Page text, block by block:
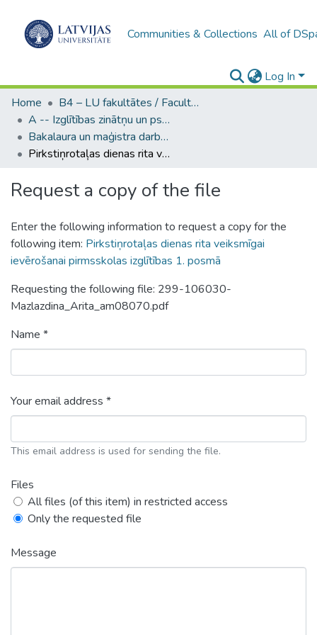
Communities & Collections All of
Log In
Home
B4 – LU fakultātes / Faculties of the UL
A -- Izglītības zinātņu un psiholoģijas fakultāte / Faculty of Education Sciences and Psychology
Bakalaura un maģistra darbi (PPMF) / Bachelor's and Master's theses
Pirkstiņrotaļas dienas rita veiksmīgai ievērošanai pirmsskolas izglītības 1. posmā
Request a copy of the file
Enter the following information to request a copy for the
following item: Pirkstiņrotaļas dienas rita veiksmīgai
ievērošanai pirmsskolas izglītības 1. posmā
Requesting the following file: 299-106030-
Mazlazdina_Arita_am08070.pdf
Name *
Your email address *
This email address is used for sending the file.
Files
All files (of this item) in restricted access
Only the requested file
Message